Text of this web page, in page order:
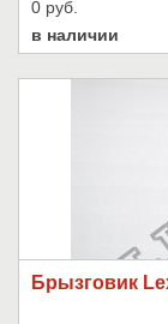
0 руб.
в наличии
Брызговик